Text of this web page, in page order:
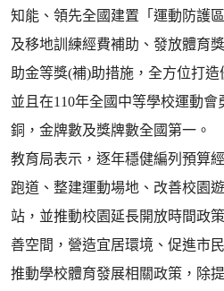
知能、領先全國建置「運動防護
及移地訓練經費補助、發放體育
助金等獎(補)助措施，全方位打造
並且在110年全國中等學校運動會
銅，金牌數及獎牌數全國第一。
教育局表示，逐年穩健編列預算
跑道、整建運動場地、改善校園
站，並推動校園延長開放時間政
善空間，營造宜居環境、促進市
推動學校體育發展相關政策，除